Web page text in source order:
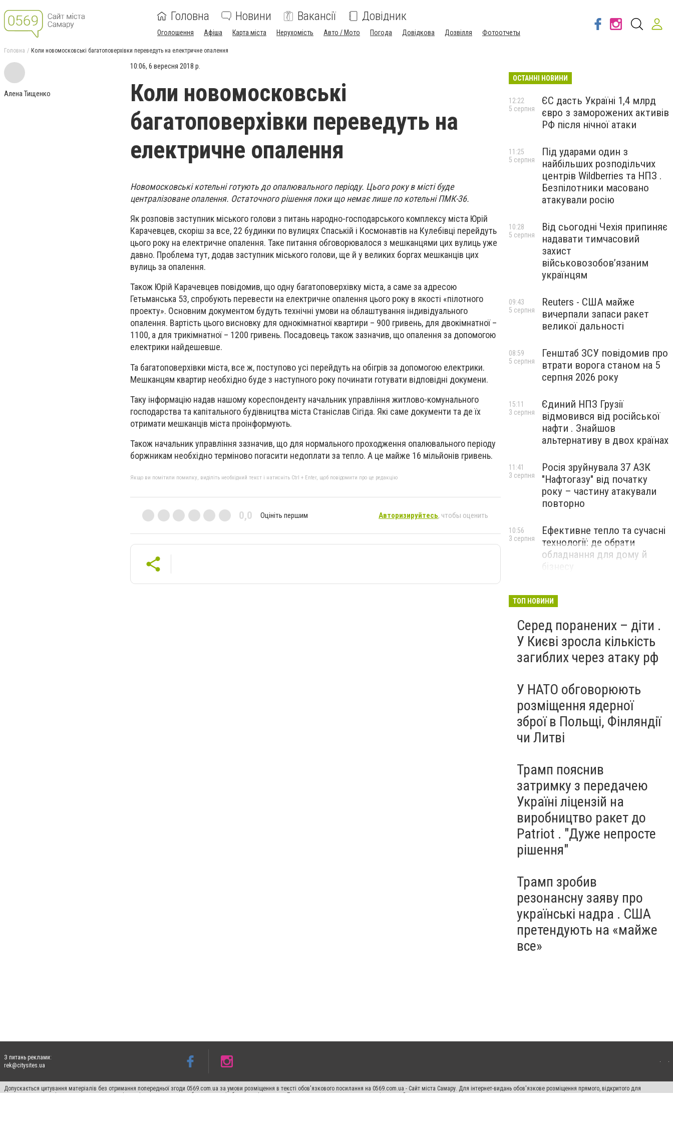
Головна Новини Вакансії Довідник
Оголошення Афіша Карта міста Нерухомість Авто / Мото Погода Довідкова Дозвілля Фотоотчеты
Головна Коли новомосковські багатоповерхівки переведуть на електричне опалення
Алена Тищенко
10:06, 6 вересня 2018 р.
Коли новомосковські
багатоповерхівки переведуть на
електричне опалення
Новомосковські котельні готують до опалювального періоду. Цього року в місті буде
централізоване опалення. Остаточного рішення поки що немає лише по котельні ПМК-36.
Як розповів заступник міського голови з питань народно-господарського комплексу міста Юрій
Карачевцев, скоріш за все, 22 будинки по вулицях Спаській і Космонавтів на Кулебівці перейдуть
цього року на електричне опалення. Таке питання обговорювалося з мешканцями цих вулиць уже
давно. Проблема тут, додав заступник міського голови, ще й у великих боргах мешканців цих
вулиць за опалення.
Також Юрій Карачевцев повідомив, що одну багатоповерхівку міста, а саме за адресою
Гетьманська 53, спробують перевести на електричне опалення цього року в якості «пілотного
проекту». Основним документом будуть технічні умови на облаштування індивідуального
опалення. Вартість цього висновку для однокімнатної квартири – 900 гривень, для двокімнатної –
1100, а для трикімнатної – 1200 гривень. Посадовець також зазначив, що опалення за допомогою
електрики найдешевше.
Та багатоповерхівки міста, все ж, поступово усі перейдуть на обігрів за допомогою електрики.
Мешканцям квартир необхідно буде з наступного року починати готувати відповідні докумени.
Таку інформацію надав нашому кореспонденту начальник управління житлово-комунального
господарства та капітального будівництва міста Станіслав Сігіда. Які саме документи та де їх
отримати мешканців міста проінформують.
Також начальник управління зазначив, що для нормального проходження опалювального періоду
боржникам необхідно терміново погасити недоплати за тепло. А це майже 16 мільйонів гривень.
Якщо ви помітили помилку, виділіть необхідний текст і натисніть Ctrl + Enter, щоб повідомити про це редакцію
0,0 Оцініть першим Авторизируйтесь, чтобы оценить
ОСТАННІ НОВИНИ
ЄС дасть Україні 1,4 млрд
євро з заморожених активів
РФ після нічної атаки
12:22
5 серпня
Під ударами один з
найбільших розподільчих
центрів Wildberries та НПЗ .
Безпілотники масовано
атакували росію
11:25
5 серпня
Від сьогодні Чехія припиняє
надавати тимчасовий
захист
військовозобов’язаним
українцям
10:28
5 серпня
Reuters - США майже
вичерпали запаси ракет
великої дальності
09:43
5 серпня
Генштаб ЗСУ повідомив про
втрати ворога станом на 5
серпня 2026 року
08:59
5 серпня
Єдиний НПЗ Грузії
відмовився від російської
нафти . Знайшов
альтернативу в двох країнах
15:11
3 серпня
Росія зруйнувала 37 АЗК
"Нафтогазу" від початку
року – частину атакували
повторно
11:41
3 серпня
Ефективне тепло та сучасні
технології: де обрати
обладнання для дому й
бізнесу
10:56
3 серпня
ТОП НОВИНИ
Серед поранених – діти .
У Києві зросла кількість
загиблих через атаку рф
У НАТО обговорюють
розміщення ядерної
зброї в Польщі, Фінляндії
чи Литві
Трамп пояснив
затримку з передачею
Україні ліцензій на
виробництво ракет до
Patriot . "Дуже непросте
рішення"
Трамп зробив
резонансну заяву про
українські надра . США
претендують на «майже
все»
З питань реклами:
rek@citysites.ua
Допускається цитування матеріалів без отримання попередньої згоди 0569.com.ua за умови розміщення в тексті обов'язкового посилання на 0569.com.ua - Сайт міста Самару. Для інтернет-видань обов'язкове розміщення прямого, відкритого для
пошукових систем гіперпосилання на цитовані статті не нижче другого абзацу в тексті або в якості джерела. Порушення виняткових прав переслідується Законом.